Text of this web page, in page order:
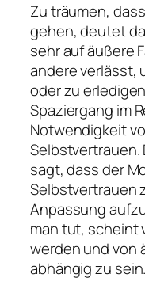
Zu träumen,
gehen, deutet
sehr auf äußere
andere verlässt,
oder zu
Spaziergang im
Notwendigkeit
sagt, dass der
Selbstvertrauen
Anpassung
man tut, scheint
werden und von
abhängig zu sein.